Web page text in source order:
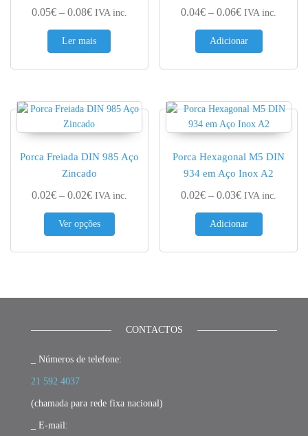
0.05€ – 0.08€Price range: 0.05€ through 0.08€
IVA inc.
Ler mais
0.04€ – 0.06€Price range:
IVA inc.
Adicionar
Porca Freiada DIN 985 Aço
Zincado
0.02€ – 0.02€Price range: 0.02€ through 0.02€
IVA inc.
Ver opções
This product has multiple variants. The options
Porca Hexagonal M5 DIN
934 em Aço Inox A2
0.02€ – 0.03€Price range:
IVA inc.
Adicionar
CONTACTOS
_ Números de telefone:
21 592 4037
(chamada para rede fixa nacional)
_ E-mail: